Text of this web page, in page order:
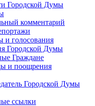
Городской Думы
комментарий
и голосования
Городской Думы
Граждане
и поощрения
Городской Думы
ссылки